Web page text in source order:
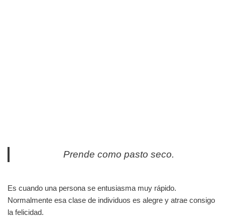
Prende como pasto seco.
Es cuando una persona se entusiasma muy rápido.
Normalmente esa clase de individuos es alegre y atrae consigo
la felicidad.